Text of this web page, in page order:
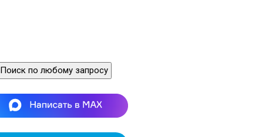
Поиск по любому запросу